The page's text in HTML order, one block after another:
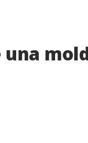
una